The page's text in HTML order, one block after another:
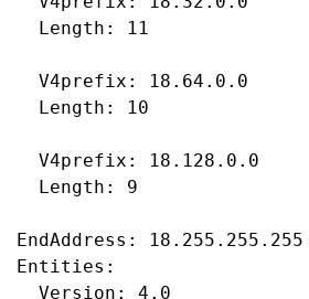
EndAddress: 18.255.255.255
Entities: